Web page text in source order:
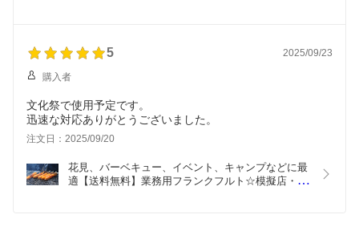
5 2025/09/23
購入者
文化祭で使用予定です。
迅速な対応ありがとうございました。
注文日：2025/09/20
花見、バーベキュー、イベント、キャンプなどに最
適【送料無料】業務用フランクフルト☆模擬店・バ